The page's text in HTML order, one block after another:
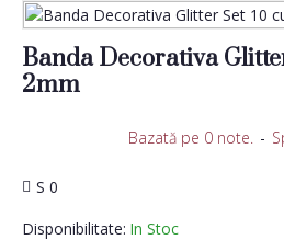
Banda Decorativa
2mm
Disponibilitate: In Stoc
S 0
Bazată pe 0 note. -